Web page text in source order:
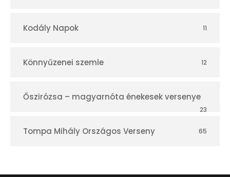
Kodály Napok 11
Könnyűzenei szemle 12
Őszirózsa – magyarnóta énekesek versenye
23
Tompa Mihály Országos Verseny 65